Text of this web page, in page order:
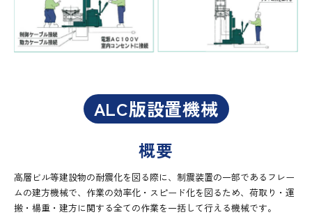
ALC版設置機械
概要
高層ビル等建設物の耐震化を図る際に、制震装置の一部であるフレー
ムの建方機械で、作業の効率化・スピード化を図るため、荷取り・運
搬・楊重・建方に関する全ての作業を一括して行える機械です。